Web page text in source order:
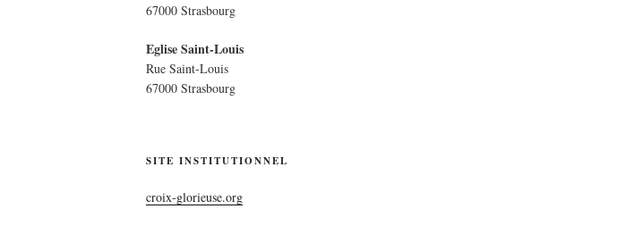
67000 Strasbourg
Eglise Saint-Louis
Rue Saint-Louis
67000 Strasbourg
SITE INSTITUTIONNEL
croix-glorieuse.org